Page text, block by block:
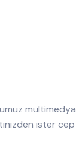
multimedya
ister cep